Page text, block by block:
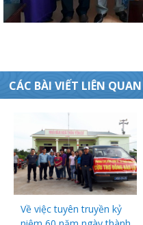
CÁC BÀI VIẾT LIÊN QUAN
Về việc tuyên truyền kỷ